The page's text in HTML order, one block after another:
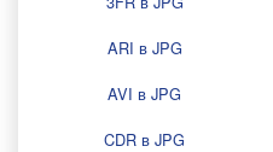
ARI в JPG
AVI в JPG
CDR в JPG